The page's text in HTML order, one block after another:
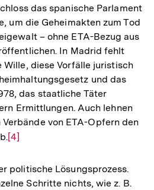
das spanische Parlament
um die Geheimakten zum Tod
– ohne ETA-Bezug aus
In Madrid fehlt
diese Vorfälle juristisch
und das
das staatliche Täter
Ermittlungen. Auch lehnen
von ETA-Opfern den
Zur
der
Fußnote
[4]
politische Lösungsprozess.
Schritte nichts, wie z. B.